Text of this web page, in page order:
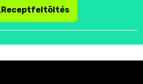
Receptfeltöltés